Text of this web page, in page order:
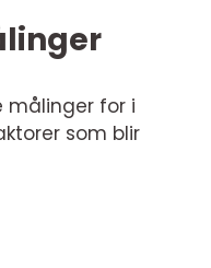
målinger for i
som blir